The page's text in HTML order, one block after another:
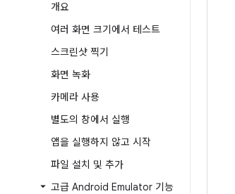
개요
여러 화면 크기에서 테스트
스크린샷 찍기
화면 녹화
카메라 사용
별도의 창에서 실행
앱을 실행하지 않고 시작
파일 설치 및 추가
고급 Android Emulator 기능